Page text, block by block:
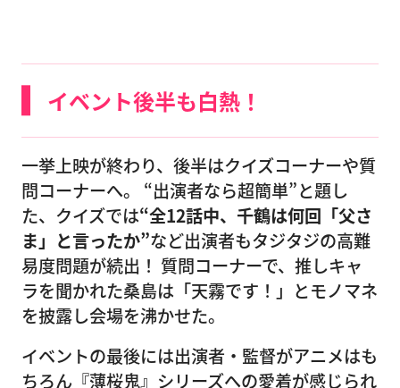
イベント後半も白熱！
一挙上映が終わり、後半はクイズコーナーや質
問コーナーへ。 “出演者なら超簡単”と題し
た、クイズでは“全12話中、千鶴は何回「父さ
ま」と言ったか”など出演者もタジタジの高難
易度問題が続出！ 質問コーナーで、推しキャ
ラを聞かれた桑島は「天霧です！」とモノマネ
を披露し会場を沸かせた。
イベントの最後には出演者・監督がアニメはも
ちろん『薄桜鬼』シリーズへの愛着が感じられ